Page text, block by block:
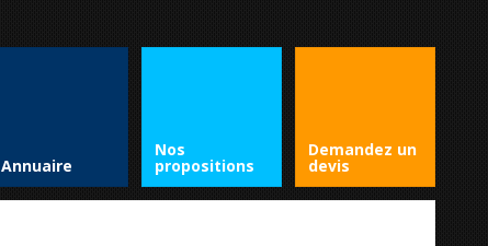
Annuaire
Nos
propositions
Demandez un
devis